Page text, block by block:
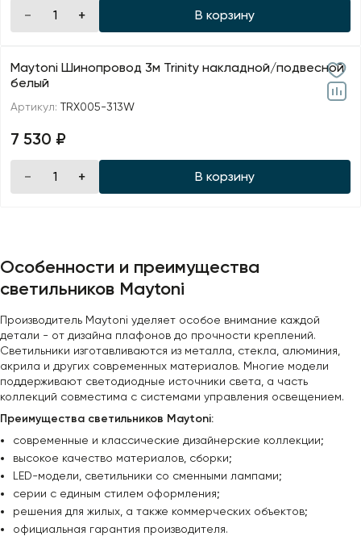
В корзину
Maytoni Шинопровод 3м Trinity накладной/подвесной
белый
Артикул: TRX005-313W
7 530 ₽
В корзину
Особенности и преимущества
светильников Maytoni
Производитель Maytoni уделяет особое внимание каждой
детали - от дизайна плафонов до прочности креплений.
Светильники изготавливаются из металла, стекла, алюминия,
акрила и других современных материалов. Многие модели
поддерживают светодиодные источники света, а часть
коллекций совместима с системами управления освещением.
Преимущества светильников Maytoni:
современные и классические дизайнерские коллекции;
высокое качество материалов, сборки;
LED-модели, светильники со сменными лампами;
серии с единым стилем оформления;
решения для жилых, а также коммерческих объектов;
официальная гарантия производителя.